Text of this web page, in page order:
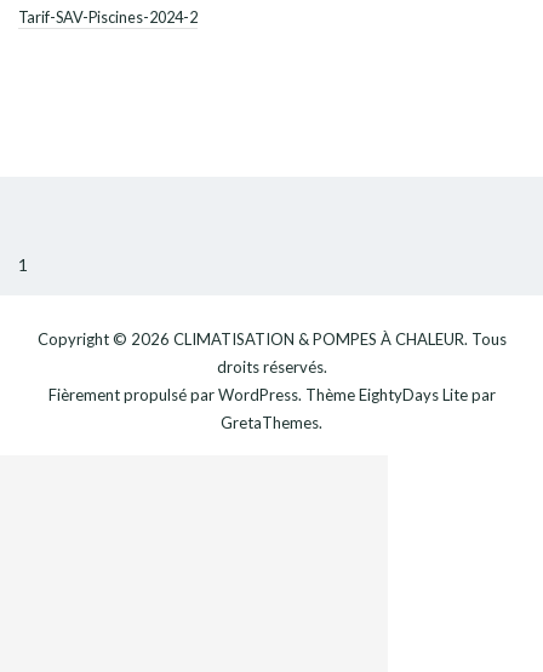
Tarif-SAV-Piscines-2024-2
1
Copyright © 2026 CLIMATISATION & POMPES À CHALEUR. Tous
droits réservés.
Fièrement propulsé parWordPress. ThèmeEightyDays Litepar
GretaThemes.
ECS